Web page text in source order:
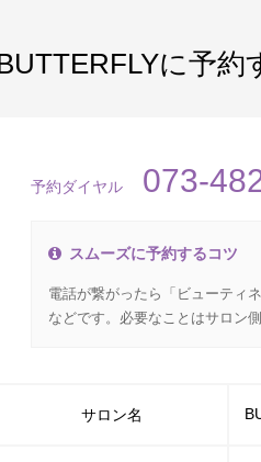
に予約
予約ダイヤル 073-
スムーズに予約するコツ
電話が繋がったら「ビューティ
などです。必要なことはサロン
サロン名